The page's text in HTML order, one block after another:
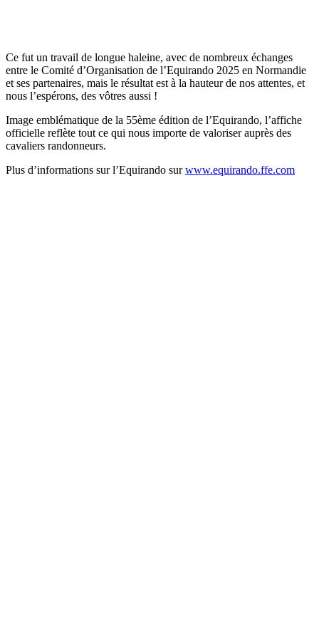
Ce fut un travail de longue haleine, avec de nombreux échanges
entre le Comité d’Organisation de l’Equirando 2025 en Normandie
et ses partenaires, mais le résultat est à la hauteur de nos attentes, et
nous l’espérons, des vôtres aussi !
Image emblématique de la 55ème édition de l’Equirando, l’affiche
officielle reflète tout ce qui nous importe de valoriser auprès des
cavaliers randonneurs.
Plus d’informations sur l’Equirando surwww.equirando.ffe.com